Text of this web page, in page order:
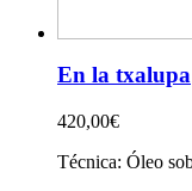
En la txalupa
420,00€
Técnica: Óleo